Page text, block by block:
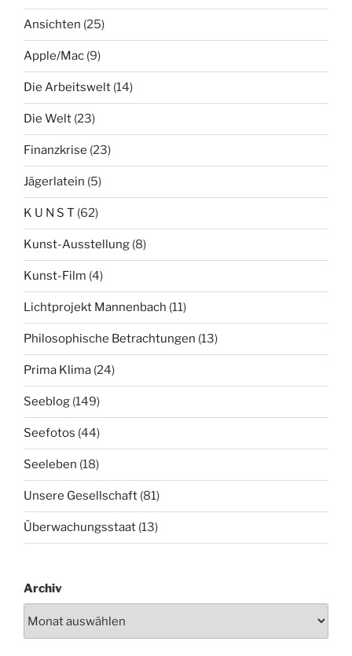
Ansichten (25)
Apple/Mac (9)
Die Arbeitswelt (14)
Die Welt (23)
Finanzkrise (23)
Jägerlatein (5)
K U N S T (62)
Kunst-Ausstellung (8)
Kunst-Film (4)
Lichtprojekt Mannenbach (11)
Philosophische Betrachtungen (13)
Prima Klima (24)
Seeblog (149)
Seefotos (44)
Seeleben (18)
Unsere Gesellschaft (81)
Überwachungsstaat (13)
Archiv